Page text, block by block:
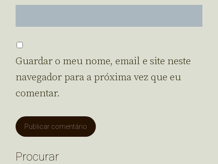
Guardar o meu nome, email e site neste
navegador para a próxima vez que eu
comentar.
Procurar